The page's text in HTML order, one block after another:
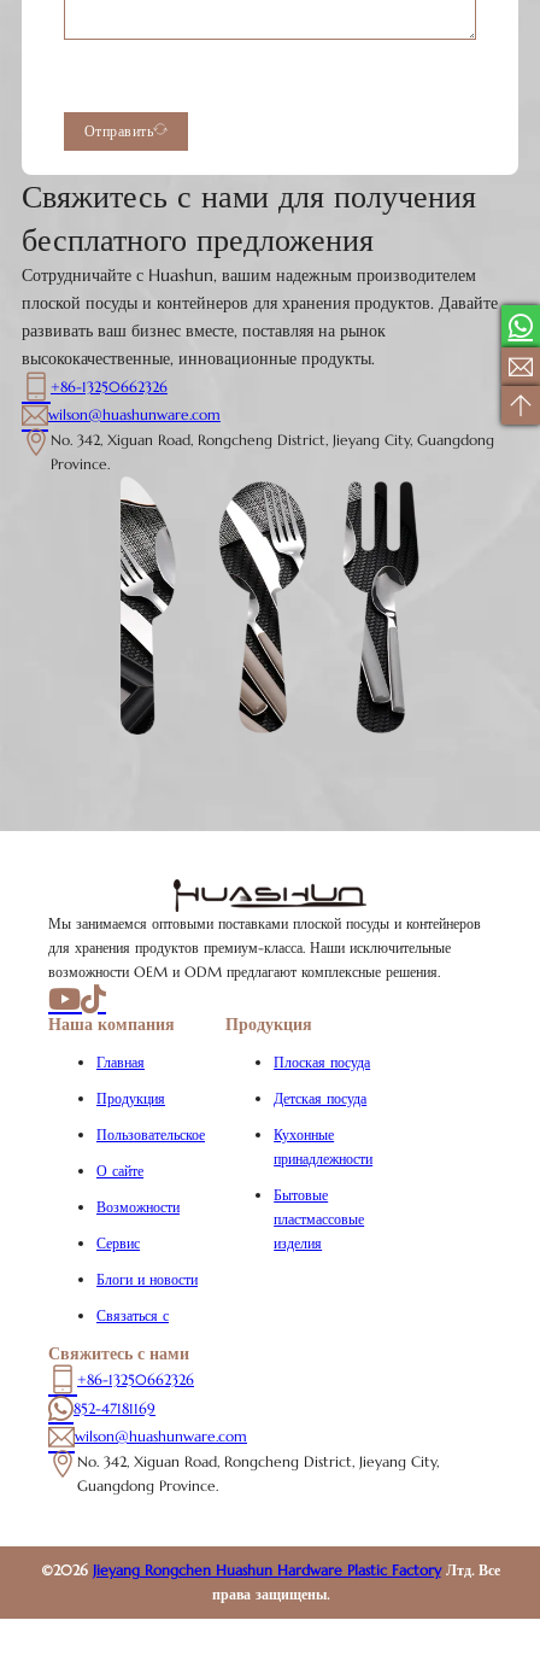
Свяжитесь с нами для получения
бесплатного предложения
Сотрудничайте с Huashun, вашим надежным производителем
плоской посуды и контейнеров для хранения продуктов. Давайте
развивать ваш бизнес вместе, поставляя на рынок
высококачественные, инновационные продукты.
+86-13250662326
wilson@huashunware.com
No. 342, Xiguan Road, Rongcheng District, Jieyang City, Guangdong
Province.
Отправить
Мы занимаемся оптовыми поставками плоской посуды и контейнеров
для хранения продуктов премиум-класса. Наши исключительные
возможности OEM и ODM предлагают комплексные решения.
Наша компания
Главная
Продукция
Пользовательское
О сайте
Возможности
Сервис
Блоги и новости
Связаться с
Продукция
Плоская посуда
Детская посуда
Кухонные
принадлежности
Бытовые
пластмассовые
изделия
Свяжитесь с нами
+86-13250662326
852-47181169
wilson@huashunware.com
No. 342, Xiguan Road, Rongcheng District, Jieyang City,
Guangdong Province.
©2026 Jieyang Rongchen Huashun Hardware Plastic FactoryЛтд. Все
права защищены.